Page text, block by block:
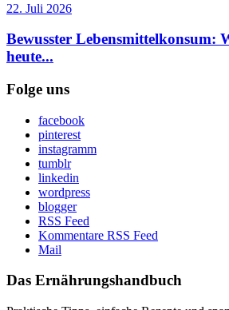
22. Juli 2026
Bewusster Lebensmittelkonsum:
heute...
Folge uns
facebook
pinterest
instagramm
tumblr
linkedin
wordpress
blogger
RSS Feed
Kommentare RSS Feed
Mail
Das Ernährungshandbuch